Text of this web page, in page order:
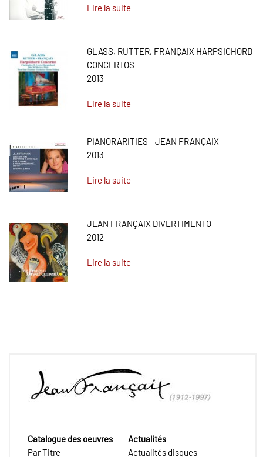
Lire la suite
GLASS, RUTTER, FRANÇAIX HARPSICHORD
CONCERTOS
2013
Lire la suite
PIANORARITIES - JEAN FRANÇAIX
2013
Lire la suite
JEAN FRANÇAIX DIVERTIMENTO
2012
Lire la suite
Catalogue des oeuvres
Par Titre
Actualités
Actualités disques